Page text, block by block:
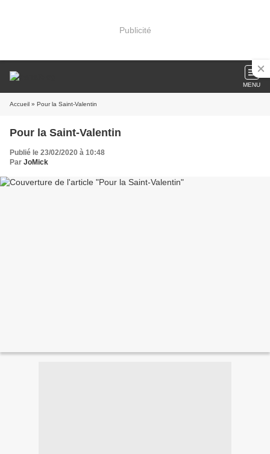
Publicité
MENU
Accueil » Pour la Saint-Valentin
Pour la Saint-Valentin
Publié le 23/02/2020 à 10:48
Par JoMick